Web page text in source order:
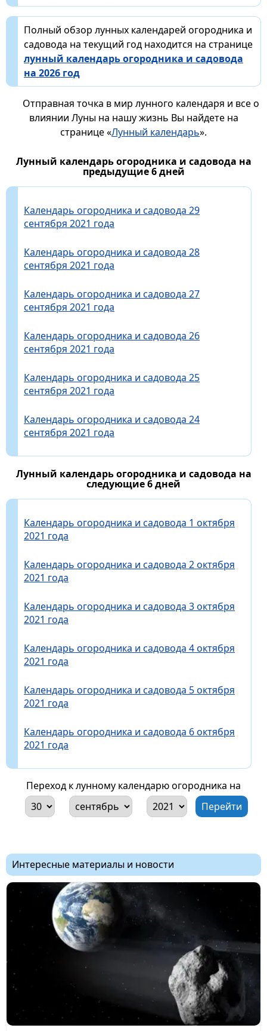
Полный обзор лунных календарей огородника и
садовода на текущий год находится на странице
лунный календарь огородника и садовода
на 2026 год
Отправная точка в мир лунного календаря и все о
влиянии Луны на нашу жизнь Вы найдете на
странице «Лунный календарь».
Лунный календарь огородника и садовода на
предыдущие 6 дней
Календарь огородника и садовода 29
сентября 2021 года
Календарь огородника и садовода 28
сентября 2021 года
Календарь огородника и садовода 27
сентября 2021 года
Календарь огородника и садовода 26
сентября 2021 года
Календарь огородника и садовода 25
сентября 2021 года
Календарь огородника и садовода 24
сентября 2021 года
Лунный календарь огородника и садовода на
следующие 6 дней
Календарь огородника и садовода 1 октября
2021 года
Календарь огородника и садовода 2 октября
2021 года
Календарь огородника и садовода 3 октября
2021 года
Календарь огородника и садовода 4 октября
2021 года
Календарь огородника и садовода 5 октября
2021 года
Календарь огородника и садовода 6 октября
2021 года
Переход к лунному календарю огородника на
Интересные материалы и новости